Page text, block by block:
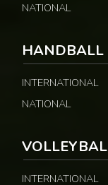
NATIONAL
HANDBALL
INTERNATIONAL
NATIONAL
INTERNATIONAL